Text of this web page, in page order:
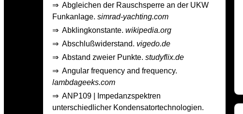
⇒ Abgleichen der Rauschsperre an der UKW
Funkanlage. simrad-yachting.com
⇒ Abklingkonstante. wikipedia.org
⇒ Abschlußwiderstand. vigedo.de
⇒ Abstand zweier Punkte. studyflix.de
⇒ Angular frequency and frequency.
lambdageeks.com
⇒ ANP109 | Impedanzspektren
unterschiedlicher Kondensatortechnologien.